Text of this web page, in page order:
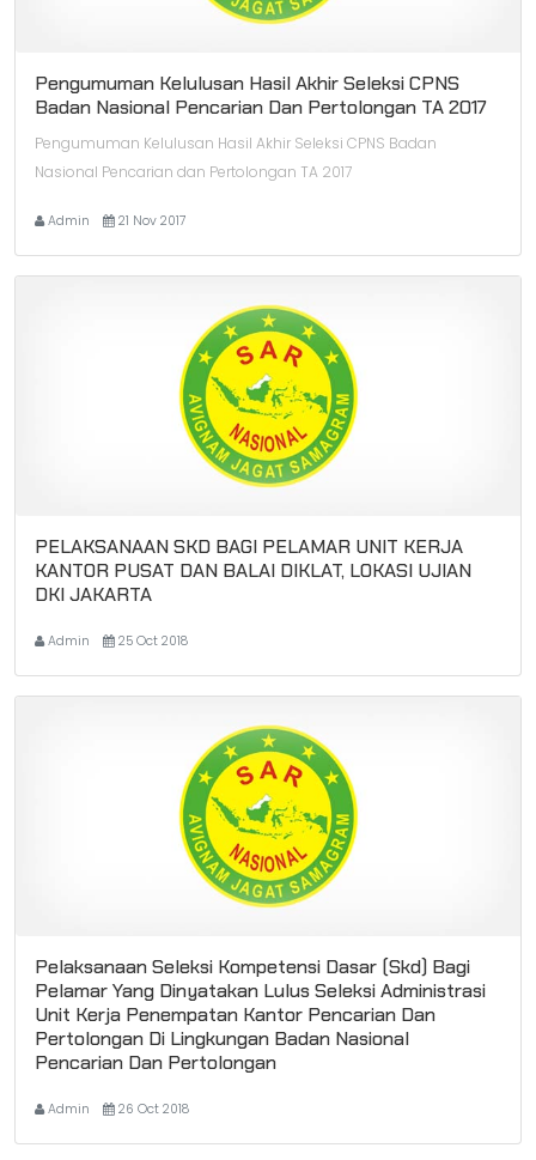
Pengumuman Kelulusan Hasil Akhir Seleksi CPNS
Badan Nasional Pencarian Dan Pertolongan TA 2017
Pengumuman Kelulusan Hasil Akhir Seleksi CPNS Badan
Nasional Pencarian dan Pertolongan TA 2017
Admin 21 Nov 2017
PELAKSANAAN SKD BAGI PELAMAR UNIT KERJA
KANTOR PUSAT DAN BALAI DIKLAT, LOKASI UJIAN
DKI JAKARTA
Admin 25 Oct 2018
Pelaksanaan Seleksi Kompetensi Dasar (Skd) Bagi
Pelamar Yang Dinyatakan Lulus Seleksi Administrasi
Unit Kerja Penempatan Kantor Pencarian Dan
Pertolongan Di Lingkungan Badan Nasional
Pencarian Dan Pertolongan
Admin 26 Oct 2018